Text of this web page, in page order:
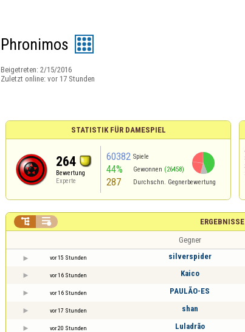
Phronimos
Beigetreten: 2/15/2016
Zuletzt online: vor 17 Stunden
STATISTIK FÜR DAMESPIEL
264
Bewertung
Experte
60382 Spiele
44% Gewonnen (26458)
287 Durchschn. Gegnerbewertung
ERGEBNISSE
 
Gegner
vor 15 Stunden silverspider
vor 16 Stunden Kaico
vor 16 Stunden PAULÃO-ES
vor 17 Stunden shan
vor 20 Stunden Luladrão